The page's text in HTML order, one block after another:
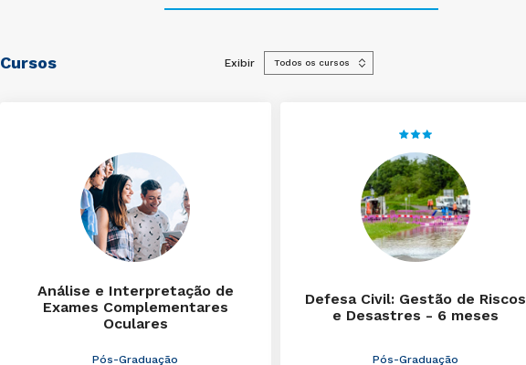
Cursos Exibir
Análise e Interpretação de
Exames Complementares
Oculares
Pós-Graduação
Defesa Civil: Gestão de Riscos
e Desastres - 6 meses
Pós-Graduação